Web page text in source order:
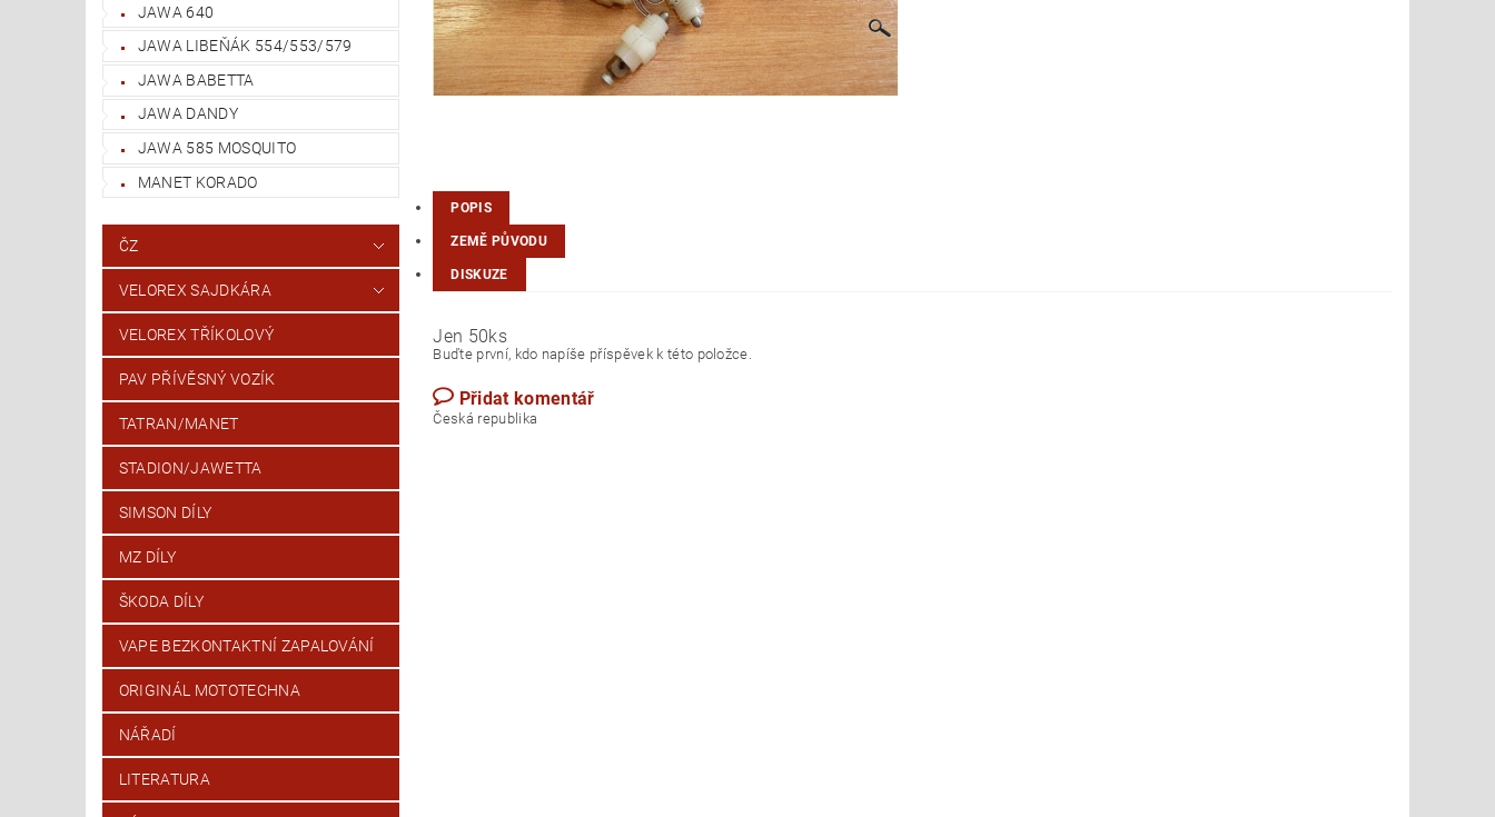
JAWA 640
JAWA LIBEŇÁK 554/553/579
JAWA BABETTA
JAWA DANDY
JAWA 585 MOSQUITO
MANET KORADO
ČZ
VELOREX SAJDKÁRA
VELOREX TŘÍKOLOVÝ
PAV PŘÍVĚSNÝ VOZÍK
TATRAN/MANET
STADION/JAWETTA
SIMSON DÍLY
MZ DÍLY
ŠKODA DÍLY
VAPE BEZKONTAKTNÍ ZAPALOVÁNÍ
ORIGINÁL MOTOTECHNA
NÁŘADÍ
LITERATURA
POPIS
ZEMĚ PŮVODU
DISKUZE
Jen 50ks
Buďte první, kdo napíše příspěvek k této položce.
Přidat komentář
Česká republika